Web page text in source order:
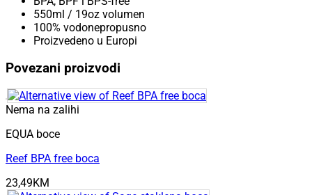
550ml / 19oz volumen
100% vodonepropusno
Proizvedeno u Europi
Povezani proizvodi
Nema na zalihi
EQUA boce
Reef BPA free boca
23,49KM